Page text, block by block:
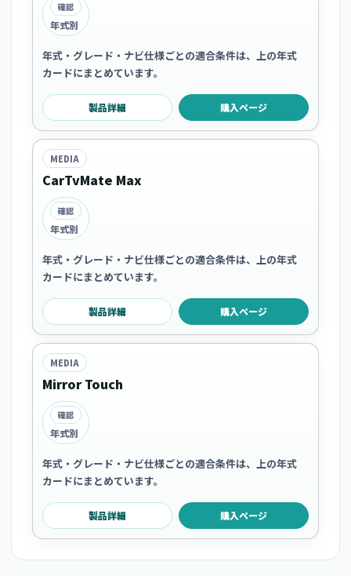
確認
年式別
年式・グレード・ナビ仕様ごとの適合条件は、上の年式
カードにまとめています。
製品詳細 購入ページ
MEDIA
CarTvMate Max
確認
年式別
年式・グレード・ナビ仕様ごとの適合条件は、上の年式
カードにまとめています。
製品詳細 購入ページ
MEDIA
Mirror Touch
確認
年式別
年式・グレード・ナビ仕様ごとの適合条件は、上の年式
カードにまとめています。
製品詳細 購入ページ